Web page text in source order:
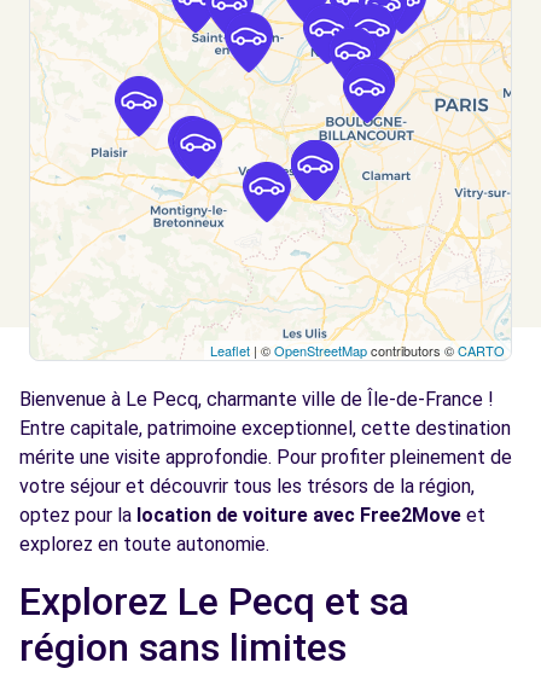
SARTROUVILLE, 78500
Voir l'agence
Free2Move Rent - BERGER AUTOMOBILES -
CARRIERES-SUR-SEINE (C)
5.1
km
64 RUE DES VIGNES BLANCHES
CARRIERES-SUR-SEINE, 78420
Voir l'agence
Free2move Rent - Pool Collaborateurs
6.1
Boulevard de l'Europe
Poissy, 78300
Voir l'agence
Free2Move Rent - GARAGE PATRICK THEUX
- NANTERRE (C)
119 RUE DES SUISSES
NANTERRE, 92000
Leaflet | ©OpenStreetMapcontributors ©CARTO
Bienvenue à Le Pecq, charmante ville de Île-de-France !
Entre capitale, patrimoine exceptionnel, cette destination
mérite une visite approfondie. Pour profiter pleinement de
votre séjour et découvrir tous les trésors de la région,
optez pour la location de voiture avec Free2Move et
explorez en toute autonomie.
Explorez Le Pecq et sa
région sans limites